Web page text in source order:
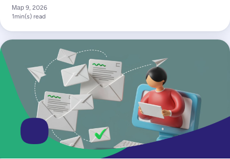
Мар 9, 2026
1min(s) read